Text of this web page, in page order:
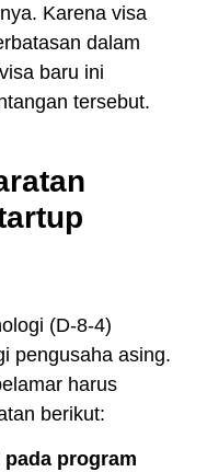
Karena visa
dalam
baru ini
tersebut.
(D-8-4)
pengusaha asing.
harus
berikut:
program